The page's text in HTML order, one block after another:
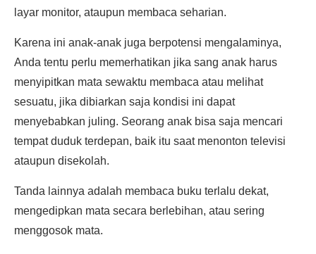
layar monitor, ataupun membaca seharian.
Karena ini anak-anak juga berpotensi mengalaminya,
Anda tentu perlu memerhatikan jika sang anak harus
menyipitkan mata sewaktu membaca atau melihat
sesuatu, jika dibiarkan saja kondisi ini dapat
menyebabkan juling. Seorang anak bisa saja mencari
tempat duduk terdepan, baik itu saat menonton televisi
ataupun disekolah.
Tanda lainnya adalah membaca buku terlalu dekat,
mengedipkan mata secara berlebihan, atau sering
menggosok mata.